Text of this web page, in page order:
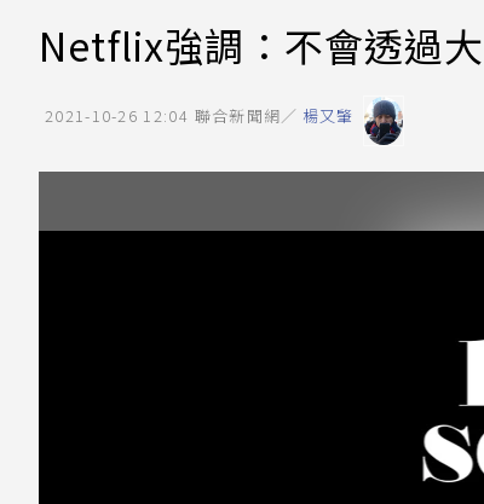
Netflix強調：不會透過
2021-10-26 12:04 聯合新聞網／ 楊又肇